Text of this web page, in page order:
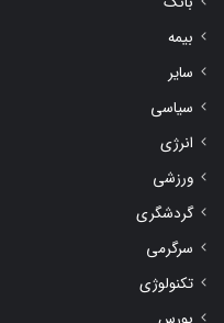
بیمه
سایر
سیاسی
انرژی
ورزشی
گردشگری
سرگرمی
تکنولوژی